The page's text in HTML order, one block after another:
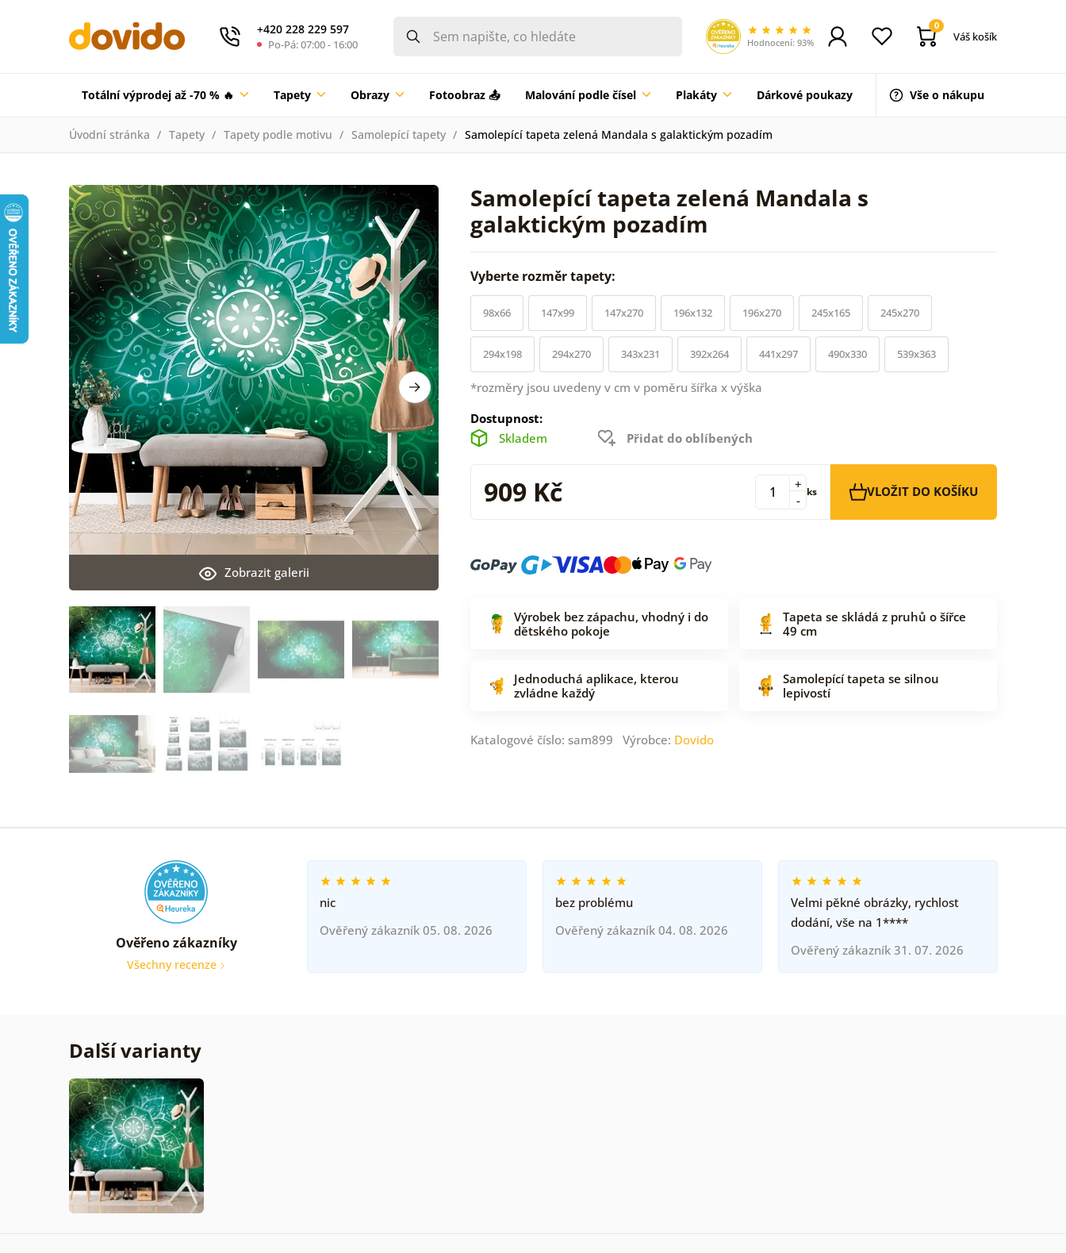
+420 228 229 597
Po-Pá: 07:00 - 16:00 Hodnocení: 93%
0
Váš košík
Totální výprodej až -70 % 🔥 Tapety Obrazy Fotoobraz 📤 Malování podle čísel Plakáty Dárkové poukazy Vše o nákupu
Úvodní stránka Tapety Tapety podle motivu Samolepící tapety Samolepící tapeta zelená Mandala s galaktickým pozadím
Samolepící tapeta zelená Mandala s
galaktickým pozadím
Zobrazit galerii
Vyberte rozměr tapety:
98x66 147x99 147x270 196x132 196x270 245x165 245x270
294x198 294x270 343x231 392x264 441x297 490x330 539x363
*rozměry jsou uvedeny v cm v poměru šířka x výška
Dostupnost:
Skladem
Přidat do oblíbených
909 Kč -
+ ks VLOŽIT DO KOŠÍKU
Výrobek bez zápachu, vhodný i do
dětského pokoje
Tapeta se skládá z pruhů o šířce
49 cm
Jednoduchá aplikace, kterou
zvládne každý
Samolepící tapeta se silnou
lepivostí
Katalogové číslo: sam899 Výrobce: Dovido
Ověřeno zákazníky
Všechny recenze
nic
Ověřený zákazník 05. 08. 2026
bez problému
Ověřený zákazník 04. 08. 2026
Velmi pěkné obrázky, rychlost
dodání, vše na 1****
Ověřený zákazník 31. 07. 2026
Další varianty